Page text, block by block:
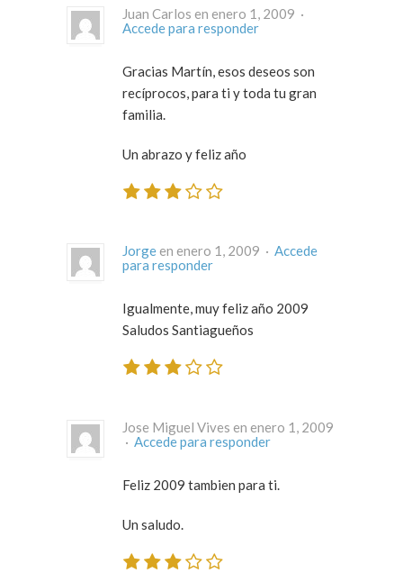
Juan Carlos en enero 1, 2009 ·
Accede para responder
Gracias Martín, esos deseos son
recíprocos, para ti y toda tu gran
familia.
Un abrazo y feliz año
Jorge en enero 1, 2009 · Accede
para responder
Igualmente, muy feliz año 2009
Saludos Santiagueños
Jose Miguel Vives en enero 1, 2009
· Accede para responder
Feliz 2009 tambien para ti.
Un saludo.